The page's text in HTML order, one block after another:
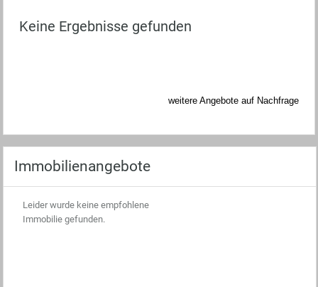
Keine Ergebnisse gefunden
weitere Angebote auf Nachfrage
Immobilienangebote
Leider wurde keine empfohlene
Immobilie gefunden.